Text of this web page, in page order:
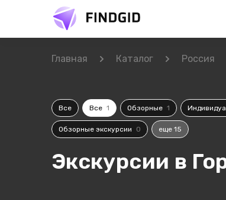
Главная Каталог Россия
Все Все 1 Обзорные 1
Обзорные экскурсии 0 еще 15
Экскурсии в